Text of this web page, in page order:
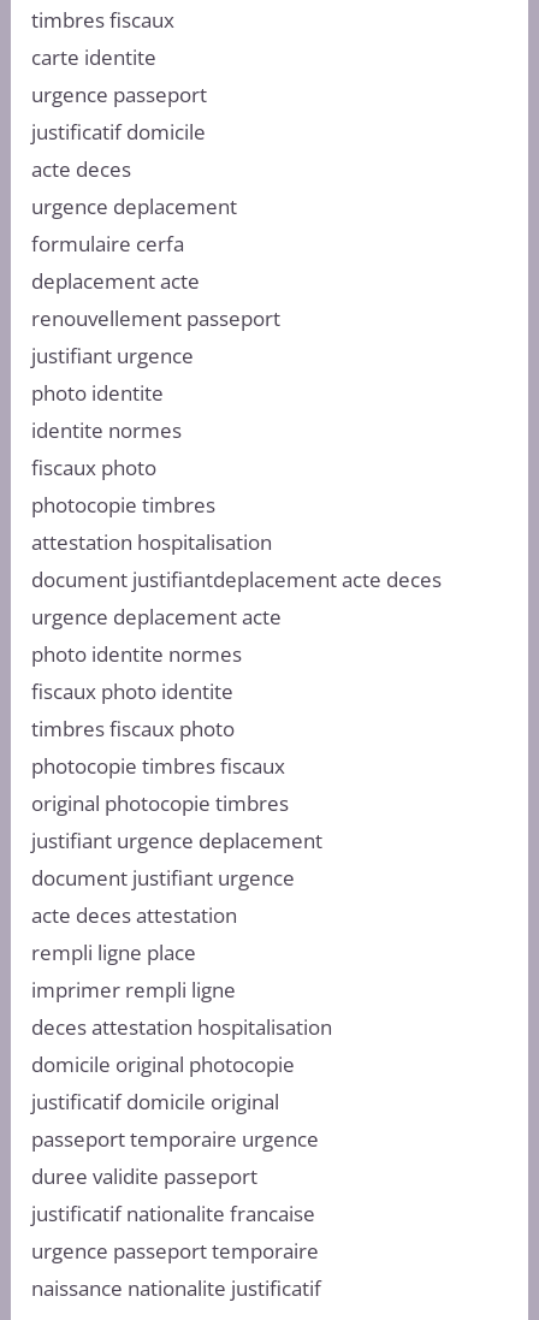
timbres fiscaux
carte identite
urgence passeport
justificatif domicile
acte deces
urgence deplacement
formulaire cerfa
deplacement acte
renouvellement passeport
justifiant urgence
photo identite
identite normes
fiscaux photo
photocopie timbres
attestation hospitalisation
document justifiantdeplacement acte deces
urgence deplacement acte
photo identite normes
fiscaux photo identite
timbres fiscaux photo
photocopie timbres fiscaux
original photocopie timbres
justifiant urgence deplacement
document justifiant urgence
acte deces attestation
rempli ligne place
imprimer rempli ligne
deces attestation hospitalisation
domicile original photocopie
justificatif domicile original
passeport temporaire urgence
duree validite passeport
justificatif nationalite francaise
urgence passeport temporaire
naissance nationalite justificatif